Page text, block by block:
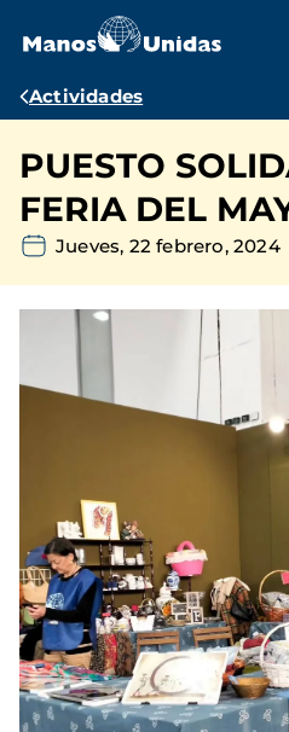
contenido
Ruta
navegación
Actividades
PUESTO
FERIA DEL
Jueves, 22 febrero, 2024